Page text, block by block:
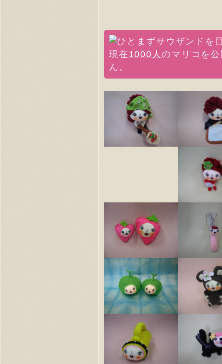
現在 1000人のマリコを
ん。